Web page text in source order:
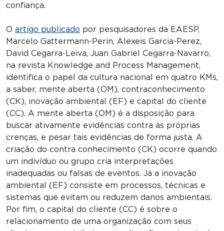
confiança.
O artigo publicado por pesquisadores da EAESP,
Marcelo Gattermann-Perin, Alexeis Garcia-Perez,
David Cegarra-Leiva, Juan Gabriel Cegarra-Navarro,
na revista Knowledge and Process Management,
identifica o papel da cultura nacional em quatro KMs,
a saber, mente aberta (OM), contraconhecimento
(CK), inovação ambiental (EF) e capital do cliente
(CC). A mente aberta (OM) é a disposição para
buscar ativamente evidências contra as próprias
crenças, e pesar tais evidências de forma justa. A
criação do contra conhecimento (CK) ocorre quando
um indivíduo ou grupo cria interpretações
inadequadas ou falsas de eventos. Já a inovação
ambiental (EF) consiste em processos, técnicas e
sistemas que evitam ou reduzem danos ambientais.
Por fim, o capital do cliente (CC) é sobre o
relacionamento de uma organização com seus